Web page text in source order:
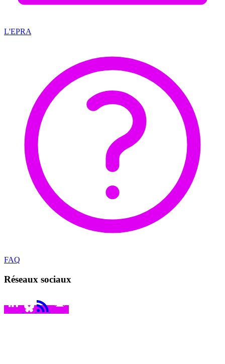
L'EPRA
FAQ
Réseaux sociaux